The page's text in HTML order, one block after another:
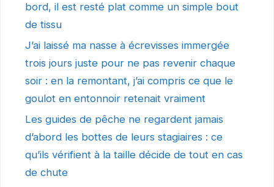
bord, il est resté plat comme un simple bout
de tissu
J’ai laissé ma nasse à écrevisses immergée
trois jours juste pour ne pas revenir chaque
soir : en la remontant, j’ai compris ce que le
goulot en entonnoir retenait vraiment
Les guides de pêche ne regardent jamais
d’abord les bottes de leurs stagiaires : ce
qu’ils vérifient à la taille décide de tout en cas
de chute